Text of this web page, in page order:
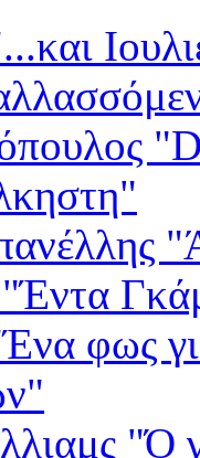
"Έντα
φως
"Ό